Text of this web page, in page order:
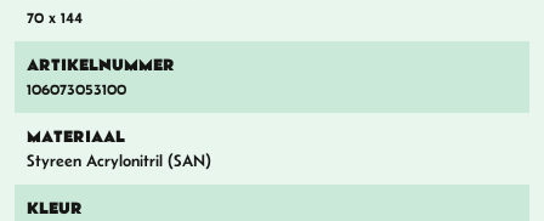
70 x 144
ARTIKELNUMMER
106073053100
MATERIAAL
Styreen Acrylonitril (SAN)
KLEUR